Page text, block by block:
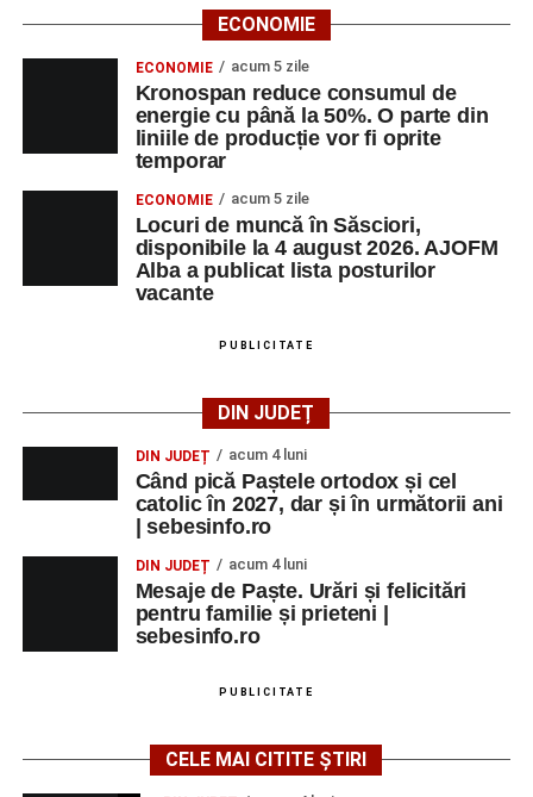
ECONOMIE
ECONOMIE acum 5 zile
Kronospan reduce consumul de
energie cu până la 50%. O parte din
liniile de producție vor fi oprite
temporar
ECONOMIE acum 5 zile
Locuri de muncă în Săsciori,
disponibile la 4 august 2026. AJOFM
Alba a publicat lista posturilor
vacante
PUBLICITATE
DIN JUDEȚ
DIN JUDEȚ acum 4 luni
Când pică Paștele ortodox și cel
catolic în 2027, dar și în următorii ani
| sebesinfo.ro
DIN JUDEȚ acum 4 luni
Mesaje de Paște. Urări și felicitări
pentru familie și prieteni |
sebesinfo.ro
PUBLICITATE
CELE MAI CITITE ȘTIRI